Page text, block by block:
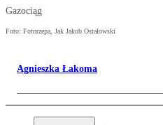
Gazociąg
Foto: Fotorzepa, Jak Jakub Ostałowski
Agnieszka Łakoma